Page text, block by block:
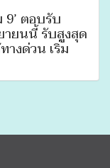
9’ ตอบรับ
ายนนี้ รับสูงสุด
างด่วน เริ่ม